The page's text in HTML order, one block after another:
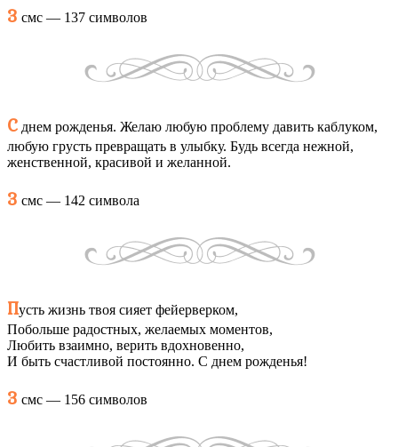
3 смс — 137 символов
С днем рожденья. Желаю любую проблему давить каблуком,
любую грусть превращать в улыбку. Будь всегда нежной,
женственной, красивой и желанной.
3 смс — 142 символа
Пусть жизнь твоя сияет фейерверком,
Побольше радостных, желаемых моментов,
Любить взаимно, верить вдохновенно,
И быть счастливой постоянно. С днем рожденья!
3 смс — 156 символов